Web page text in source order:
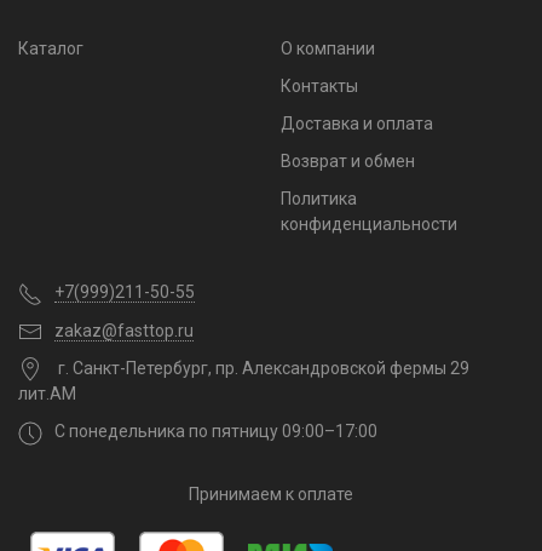
Каталог
О компании
Контакты
Доставка и оплата
Возврат и обмен
Политика
конфиденциальности
+7(999)211-50-55
zakaz@fasttop.ru
г. Санкт-Петербург, пр. Александровской фермы 29
лит.АМ
С понедельника по пятницу 09:00–17:00
Принимаем к оплате